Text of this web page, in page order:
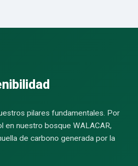
pilares fundamentales. Por
en nuestro bosque WALACAR,
de carbono generada por la